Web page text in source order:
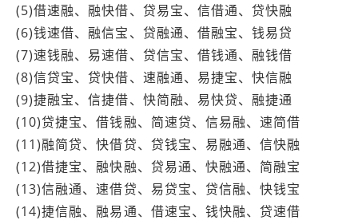
(5)借速融、融快借、贷易宝、信借通、贷快融
(6)钱速借、融信宝、贷融通、借融宝、钱易贷
(7)速钱融、易速借、贷信宝、借钱通、融钱借
(8)信贷宝、贷快借、速融通、易捷宝、快信融
(9)捷融宝、信捷借、快简融、易快贷、融捷通
(10)贷捷宝、借钱融、简速贷、信易融、速简借
(11)融简贷、快借贷、贷钱宝、易融通、信快融
(12)借捷宝、融快融、贷易通、快融通、简融宝
(13)信融通、速借贷、易贷宝、贷信融、快钱宝
(14)捷信融、融易通、借速宝、钱快融、贷速借